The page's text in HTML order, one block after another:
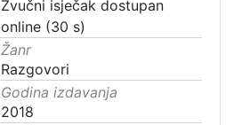
Zvučni isječak dostupan
online (30 s)
Žanr
Razgovori
Godina izdavanja
2018